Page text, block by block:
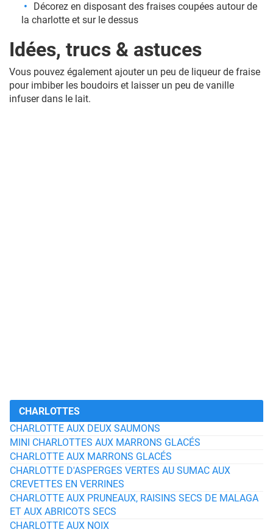
Décorez en disposant des fraises coupées autour de
la charlotte et sur le dessus
Idées, trucs & astuces
Vous pouvez également ajouter un peu de liqueur de fraise
pour imbiber les boudoirs et laisser un peu de vanille
infuser dans le lait.
CHARLOTTES
CHARLOTTE AUX DEUX SAUMONS
MINI CHARLOTTES AUX MARRONS GLACÉS
CHARLOTTE AUX MARRONS GLACÉS
CHARLOTTE D'ASPERGES VERTES AU SUMAC AUX
CREVETTES EN VERRINES
CHARLOTTE AUX PRUNEAUX, RAISINS SECS DE MALAGA
ET AUX ABRICOTS SECS
CHARLOTTE AUX NOIX